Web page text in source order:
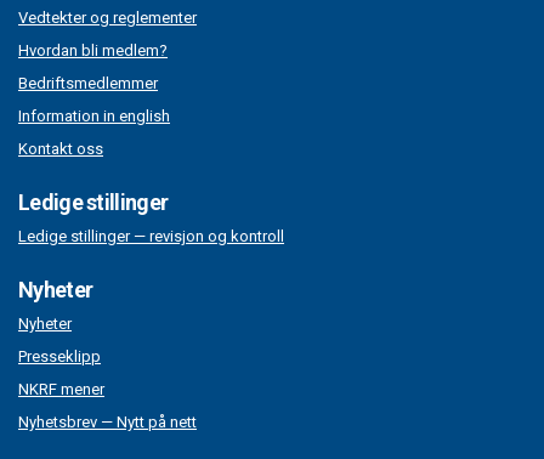
Vedtekter og reglementer
Hvordan bli medlem?
Bedriftsmedlemmer
Information in english
Kontakt oss
Ledige stillinger
Ledige stillinger — revisjon og kontroll
Nyheter
Nyheter
Presseklipp
NKRF mener
Nyhetsbrev — Nytt på nett